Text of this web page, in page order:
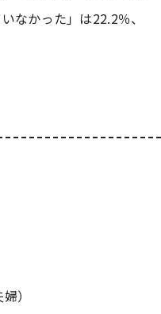
なかった」は22.2％、
）